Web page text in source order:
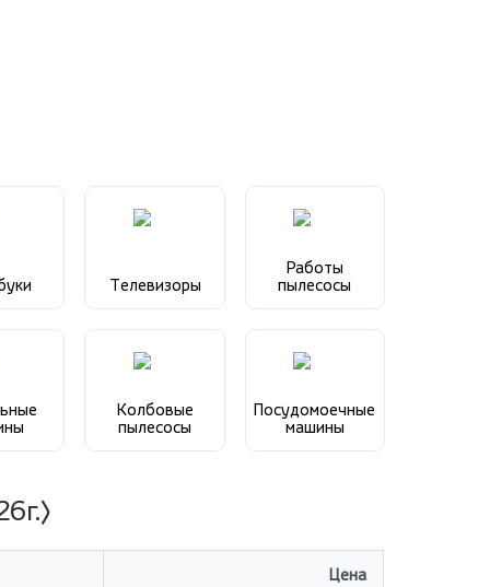
Телевизоры
Работы
пылесосы
Колбовые
пылесосы
Посудомоечные
машины
Цена